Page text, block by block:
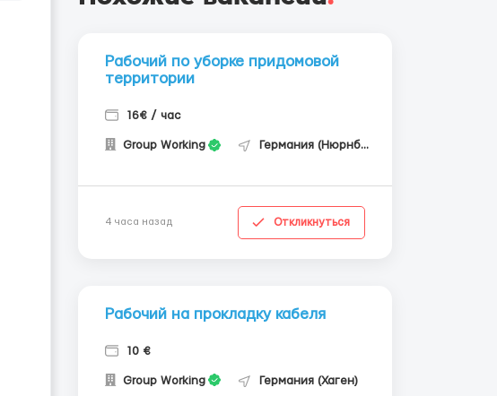
Рабочий по уборке придомовой
территории
16€ / час
Group Working Германия (Нюрнберг)
4 часа назад Откликнуться
Рабочий на прокладку кабеля
10 €
Group Working Германия (Хаген)